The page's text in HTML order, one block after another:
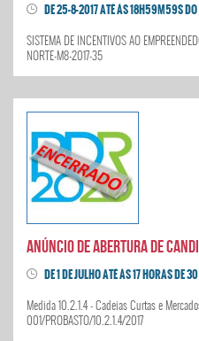
DE 25-8-2017 ATÉ ÀS 18H59M59S
SISTEMA DE INCENTIVOS AO
NORTE-M8-2017-35
DE 1 DE JULHO ATÉ ÀS 17 HORAS DE 30 DE
Medida 10.2.1.4 - Cadeias Curtas e
001/PROBASTO/10.2.1.4/2017